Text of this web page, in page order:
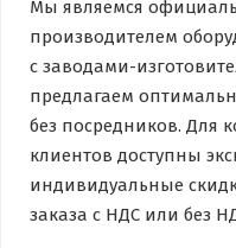
Мы являемся
производителем
с заводами-
предлагаем
без посредников. Для
клиентов доступны
индивидуальные
заказа с НДС или без